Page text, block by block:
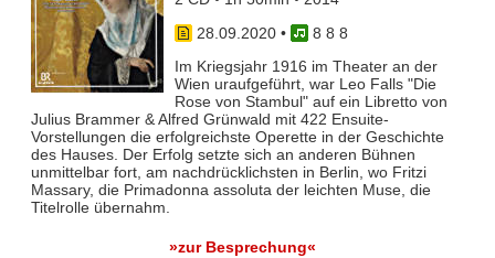
28.09.2020•
8 8 8
Im Kriegsjahr 1916 im Theater an der
Wien uraufgeführt, war Leo Falls "Die
Rose von Stambul" auf ein Libretto von
Julius Brammer & Alfred Grünwald mit 422 Ensuite-
Vorstellungen die erfolgreichste Operette in der Geschichte
des Hauses. Der Erfolg setzte sich an anderen Bühnen
unmittelbar fort, am nachdrücklichsten in Berlin, wo Fritzi
Massary, die Primadonna assoluta der leichten Muse, die
Titelrolle übernahm.
»zur Besprechung«